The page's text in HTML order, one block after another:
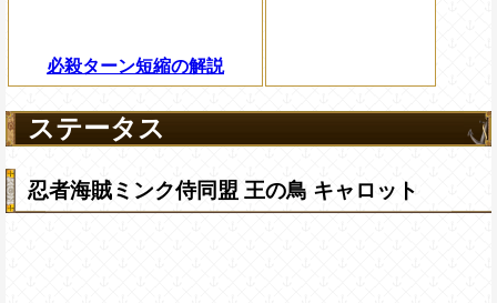
必殺ターン短縮の解説
ステータス
忍者海賊ミンク侍同盟 王の鳥 キャロット